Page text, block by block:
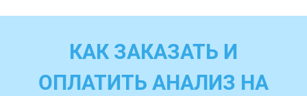
КАК ЗАКАЗАТЬ И
ОПЛАТИТЬ АНАЛИЗ НА